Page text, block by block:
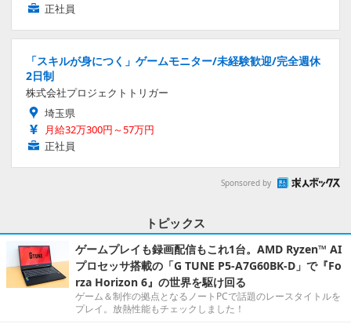
正社員
「スキルが身につく」ゲームモニター/未経験歓迎/完全週休
2日制
株式会社プロジェクトトリガー
埼玉県
月給32万300円～57万円
正社員
Sponsored by
トピックス
ゲームプレイも録画配信もこれ1台。AMD Ryzen™ AI
プロセッサ搭載の「G TUNE P5-A7G60BK-D」で『Fo
rza Horizon 6』の世界を駆け回る
ゲーム＆制作の拠点となるノートPCで話題のレースタイトルを
プレイ。放熱性能もチェックしました！